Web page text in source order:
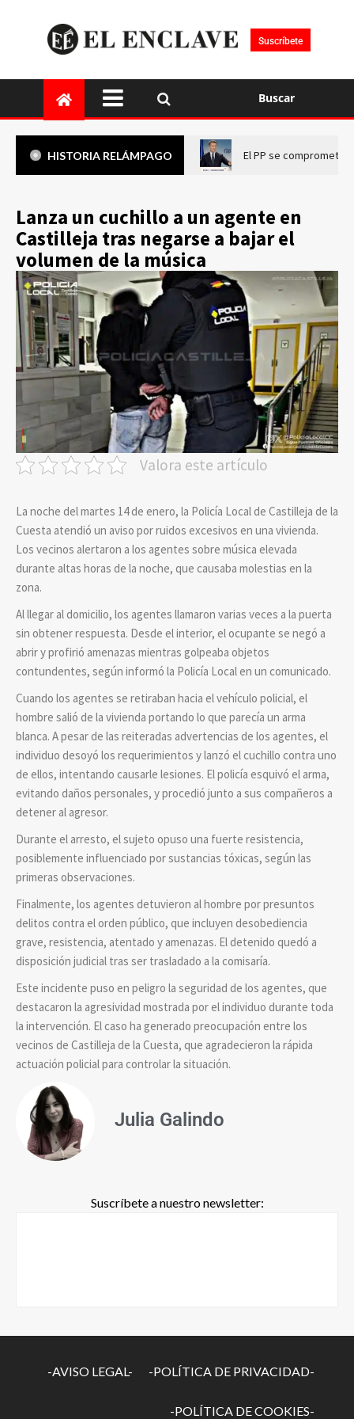
Suscríbete
Buscar
HISTORIA RELÁMPAGO El PP se compromete
Lanza un cuchillo a un agente en
Castilleja tras negarse a bajar el
volumen de la música
Valora este artículo
La noche del martes 14 de enero, la Policía Local de Castilleja de la
Cuesta atendió un aviso por ruidos excesivos en una vivienda.
Los vecinos alertaron a los agentes sobre música elevada
durante altas horas de la noche, que causaba molestias en la
zona.
Al llegar al domicilio, los agentes llamaron varias veces a la puerta
sin obtener respuesta. Desde el interior, el ocupante se negó a
abrir y profirió amenazas mientras golpeaba objetos
contundentes, según informó la Policía Local en un comunicado.
Cuando los agentes se retiraban hacia el vehículo policial, el
hombre salió de la vivienda portando lo que parecía un arma
blanca. A pesar de las reiteradas advertencias de los agentes, el
individuo desoyó los requerimientos y lanzó el cuchillo contra uno
de ellos, intentando causarle lesiones. El policía esquivó el arma,
evitando daños personales, y procedió junto a sus compañeros a
detener al agresor.
Durante el arresto, el sujeto opuso una fuerte resistencia,
posiblemente influenciado por sustancias tóxicas, según las
primeras observaciones.
Finalmente, los agentes detuvieron al hombre por presuntos
delitos contra el orden público, que incluyen desobediencia
grave, resistencia, atentado y amenazas. El detenido quedó a
disposición judicial tras ser trasladado a la comisaría.
Este incidente puso en peligro la seguridad de los agentes, que
destacaron la agresividad mostrada por el individuo durante toda
la intervención. El caso ha generado preocupación entre los
vecinos de Castilleja de la Cuesta, que agradecieron la rápida
actuación policial para controlar la situación.
Julia Galindo
Suscríbete a nuestro newsletter:
-AVISO LEGAL- -POLÍTICA DE PRIVACIDAD-
-POLÍTICA DE COOKIES-